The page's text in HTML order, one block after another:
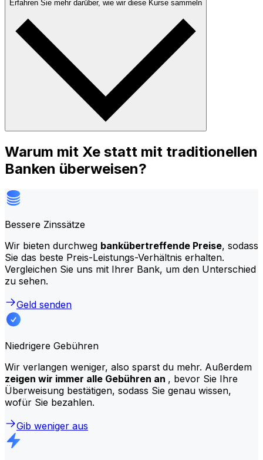
Erfahren Sie mehr darüber, wie wir diese Kurse sammeln
Warum mit Xe statt mit traditionellen
Banken überweisen?
Bessere Zinssätze
Wir bieten durchweg bankübertreffende Preise, sodass
Sie das beste Preis-Leistungs-Verhältnis erhalten.
Vergleichen Sie uns mit Ihrer Bank, um den Unterschied
zu sehen.
Geld senden
Niedrigere Gebühren
Wir verlangen weniger, also sparst du mehr. Außerdem
zeigen wir immer alle Gebühren an , bevor Sie Ihre
Überweisung bestätigen, sodass Sie genau wissen,
wofür Sie bezahlen.
Gib weniger aus